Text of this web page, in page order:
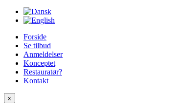
Forside
Se tilbud
Anmeldelser
Konceptet
Restauratør?
Kontakt
x